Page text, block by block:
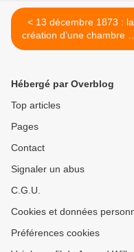
< 13 décembre 1873 : la
création d’une chambre de
commerce en marche
Hébergé par Overblog
Top articles
Pages
Contact
Signaler un abus
C.G.U.
Cookies et données
Préférences cookies